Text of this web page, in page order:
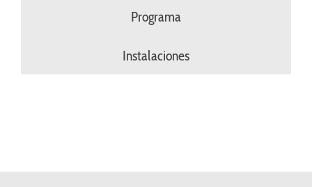
Programa
Instalaciones